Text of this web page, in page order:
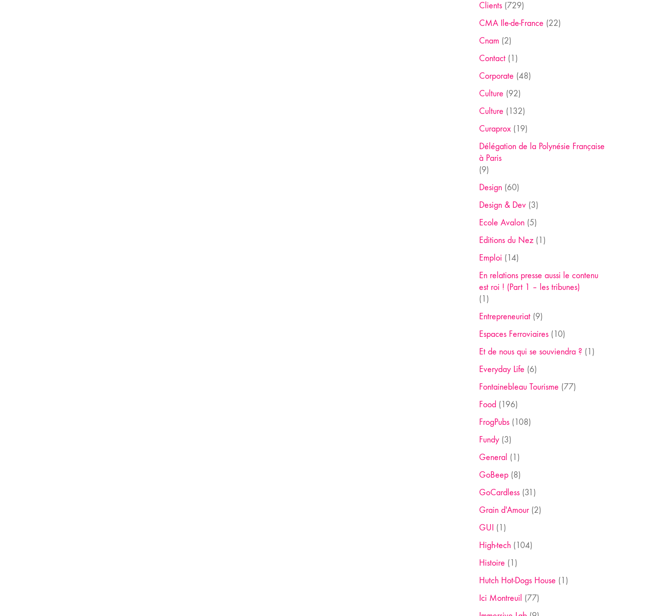
Clients(729)
CMA Ile-de-France (22)
Cnam (2)
Contact(1)
Corporate (48)
Culture (92)
Culture (132)
Curaprox(19)
Délégation de la Polynésie Française
à Paris
(9)
Design(60)
Design & Dev(3)
Ecole Avalon(5)
Editions du Nez(1)
Emploi (14)
En relations presse aussi le contenu
est roi ! (Part 1 – les tribunes)
(1)
Entrepreneuriat(9)
Espaces Ferroviaires(10)
Et de nous qui se souviendra ? (1)
Everyday Life (6)
Fontainebleau Tourisme (77)
Food (196)
FrogPubs(108)
Fundy(3)
General (1)
GoBeep(8)
GoCardless(31)
Grain d'Amour(2)
GUI (1)
High-tech(104)
Histoire (1)
Hutch Hot-Dogs House (1)
Ici Montreuil (77)